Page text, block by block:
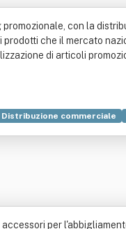
con la
che il mercato
di articoli
Distribuzione commerciale
per